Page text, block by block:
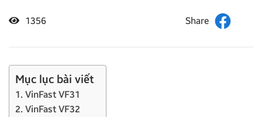
1356
Mục lục bài viết
1. VinFast VF31
2. VinFast VF32